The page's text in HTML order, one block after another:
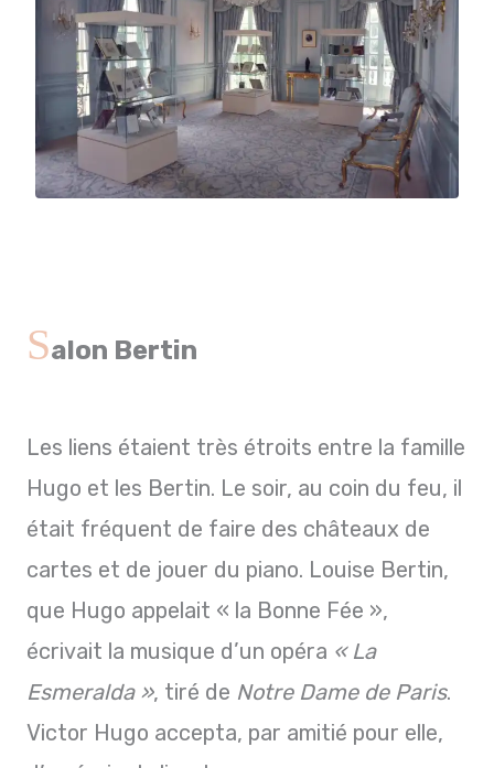
Salon Bertin
Les liens étaient très étroits entre la famille
Hugo et les Bertin. Le soir, au coin du feu, il
était fréquent de faire des châteaux de
cartes et de jouer du piano. Louise Bertin,
que Hugo appelait « la Bonne Fée »,
écrivait la musique d’un opéra « La
Esmeralda », tiré de Notre Dame de Paris.
Victor Hugo accepta, par amitié pour elle,